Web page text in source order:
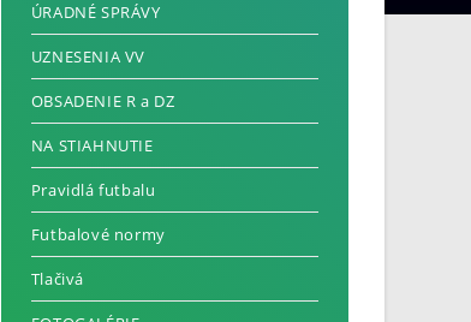
ÚRADNÉ SPRÁVY
UZNESENIA VV
OBSADENIE R a DZ
NA STIAHNUTIE
Pravidlá futbalu
Futbalové normy
Tlačivá